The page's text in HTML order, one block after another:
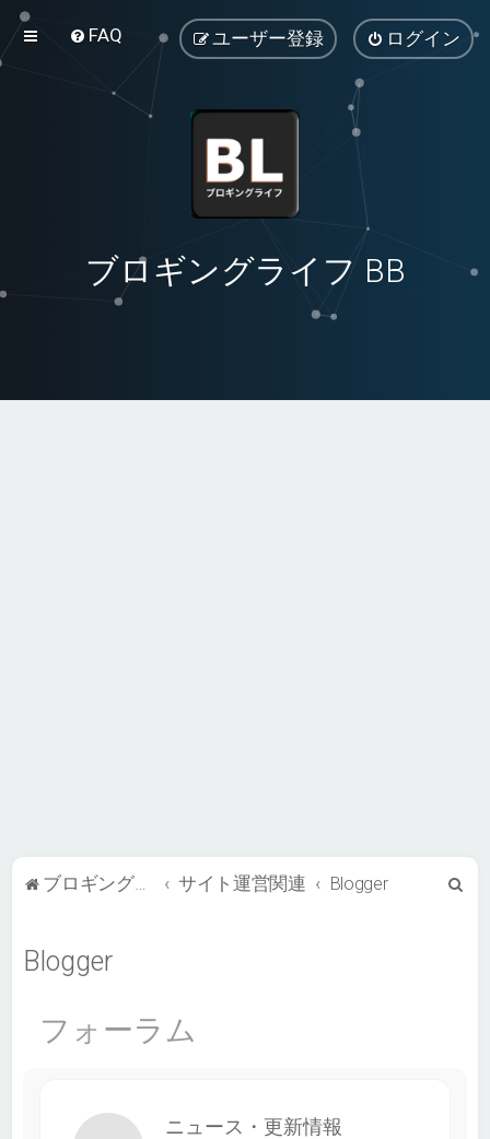
FAQ ログイン
ユーザー登録
ブロギングライフ BB
ブロギングライフ BB サイト運営関連 Blogger
Blogger
フォーラム
ニュース・更新情報